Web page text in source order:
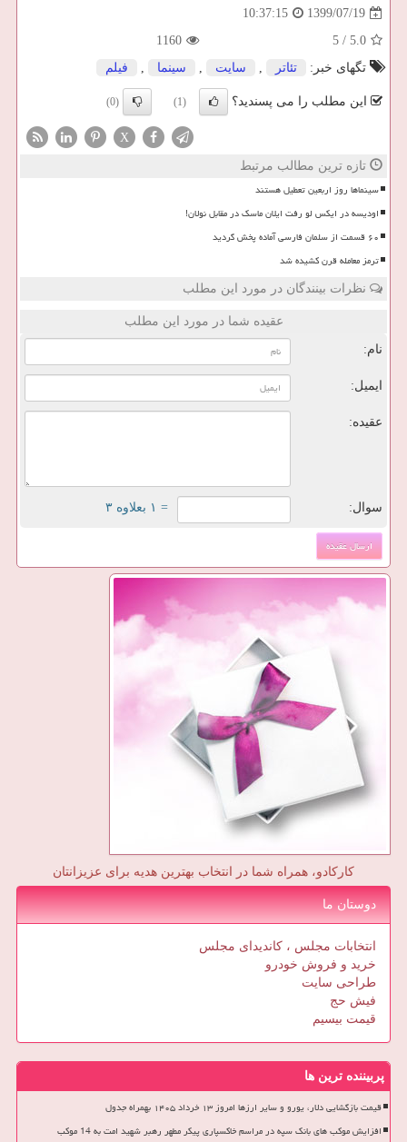
1399/07/19
10:37:15
5.0
/
5
1160
تگهای خبر:
تئاتر , سایت , سینما , فیلم
این مطلب را می پسندید؟ (1)
(0)
X
تازه ترین مطالب مرتبط
سینماها روز اربعین تعطیل هستند
اودیسه در ایکس لو رفت ایلان ماسک در مقابل نولان!
۶۰ قسمت از سلمان فارسی آماده پخش گردید
ترمز معامله قرن کشیده شد
نظرات بینندگان در مورد این مطلب
عقیده شما در مورد این مطلب
نام:
ایمیل:
عقیده:
سوال: = ۱ بعلاوه ۳
کارکادو، همراه شما در انتخاب بهترین هدیه برای عزیزانتان
دوستان ما
انتخابات مجلس ، کاندیدای مجلس
خرید و فروش خودرو
طراحی سایت
فیش حج
قیمت بیسیم
پربیننده ترین ها
قیمت بازگشایی دلار، یورو و سایر ارزها امروز ۱۳ خرداد ۱۴۰۵ بهمراه جدول
افزایش موکب های بانک سپه در مراسم خاکسپاری پیکر مطهر رهبر شهید امت به 14 موکب